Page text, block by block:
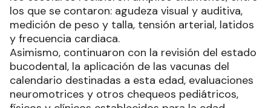
los que se contaron: agudeza visual y auditiva,
medición de peso y talla, tensión arterial, latidos
y frecuencia cardiaca.
Asimismo, continuaron con la revisión del estado
bucodental, la aplicación de las vacunas del
calendario destinadas a esta edad, evaluaciones
neuromotrices y otros chequeos pediátricos,